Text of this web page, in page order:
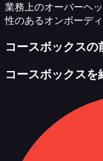
業務上のオーバーヘ
性のあるオンボーディ
コースボックスの
コースボックスを